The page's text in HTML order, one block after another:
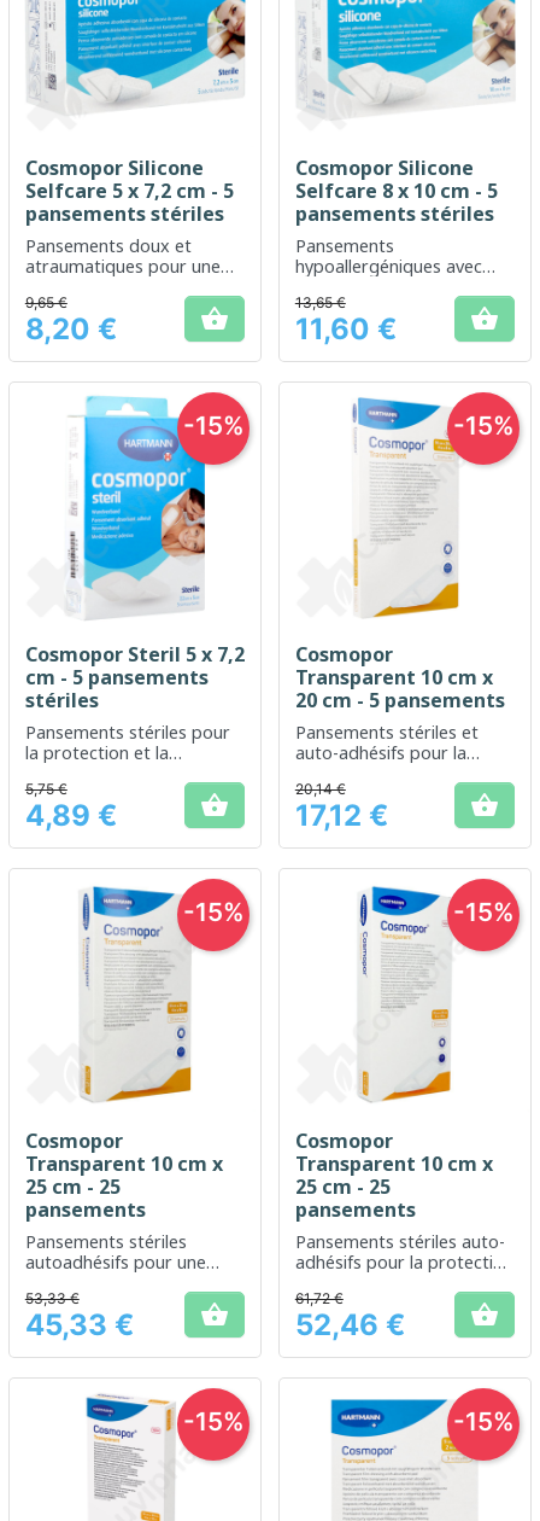
Cosmopor Silicone
Selfcare 5 x 7,2 cm - 5
pansements stériles
Pansements doux et
atraumatiques pour une
petites plaies
Prix
9,65 €
8,20 € 
Cosmopor Silicone
Selfcare 8 x 10 cm - 5
pansements stériles
Pansements
hypoallergéniques avec
protection douce et
efficace de la peau.
Prix
13,65 €
11,60 € 
Cosmopor Steril 5 x 7,2
cm - 5 pansements
stériles
Pansements stériles pour
la protection et la
plaies
Prix
5,75 €
4,89 € 
-15%
Cosmopor
Transparent 10 cm x
20 cm - 5 pansements
Pansements stériles et
auto-adhésifs pour la
Prix
20,14 €
17,12 € 
-15%
Cosmopor
Transparent 10 cm x
25 cm - 25
pansements
Pansements stériles
autoadhésifs pour une
plaies
Prix
53,33 €
45,33 € 
-15%
Cosmopor
Transparent 10 cm x
25 cm - 25
pansements
Pansements stériles auto-
adhésifs pour la protection
Prix
61,72 €
52,46 € 
-15%
-15% -15%